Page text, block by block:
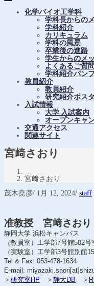
化学バイオ工学科
学科長からの
学科紹介
カリキュラム
学科の風景
卒業後の進路
学生からのメ
よくあるご質問
学科紹介パン
教員紹介
教員紹介
研究紹介ポス
入試情報
大学 入試案内
オープンキャ
交通アクセス
関連サイト
宮﨑さおり
宮﨑さおり
茂木堯彦/ 1月 12, 2024/ staff
准教授 宮﨑さお
静岡大学 浜松キャンパス
（教員室）工学部7号館502号
（実験室）工学部3号館別館
Tel & Fax: 053-478-1634
E-mail:
＞ 研究室HP ＞ 静大DB ＞